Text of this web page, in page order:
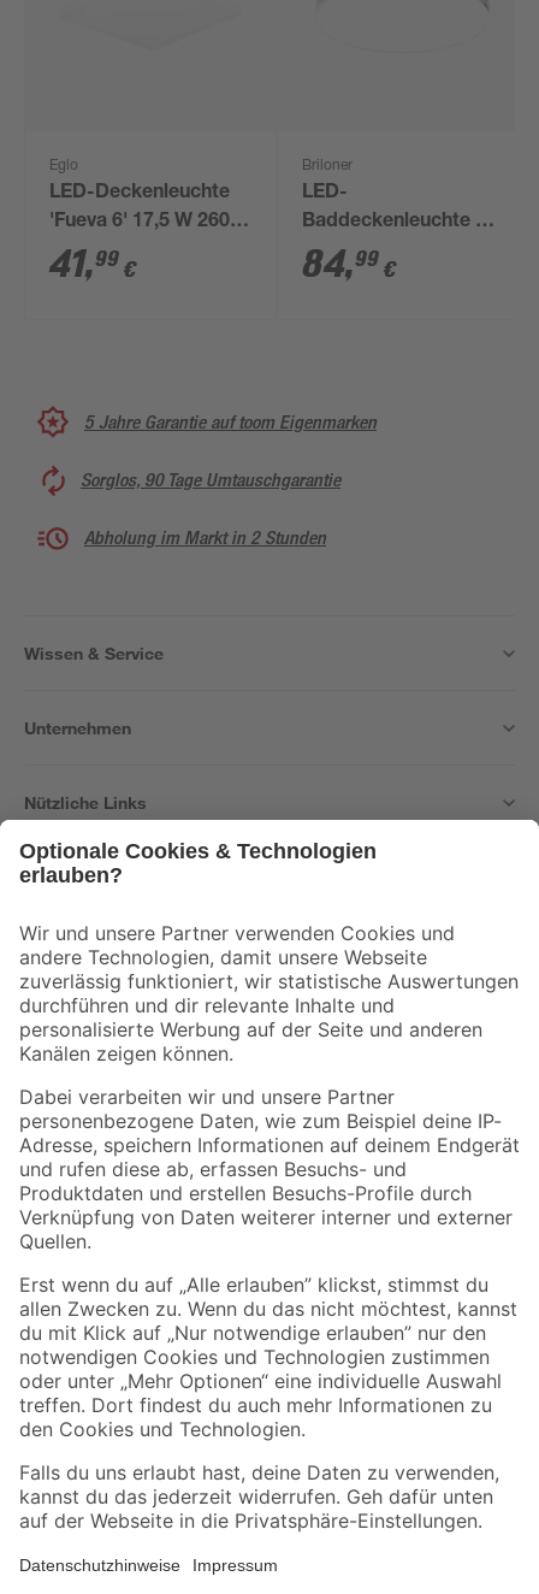
Eglo
LED-Deckenleuchte
'Fueva 6' 17,5 W 2600
lm warmweiß bis
tageslichtweiß 39 x
41,99 €
Briloner
LED-
Baddeckenleuchte 18
W 1850 lm
neutralweiß 35,5 x 6,5
84,99 €
5 Jahre Garantie auf toom Eigenmarken
Sorglos, 90 Tage Umtauschgarantie
Abholung im Markt in 2 Stunden
Wissen & Service
Unternehmen
Nützliche Links
Der toom Newsletter: Keine Angebote und Aktionen mehr verpassen!
Zur Newsletter Anmeldung
Folge uns
Zahlungsarten Versandarten
Sicher einkaufen
Jetzt die toom-App herunterladen
Alle Preisangaben in EUR inkl. gesetzl. MwSt.. Die dargestellten Angebote sind unter
Umständen nicht in allen Märkten verfügbar. Die angegebenen Verfügbarkeiten beziehen
Produkte nur solange der Vorrat reicht.
*Paketversand ab 59 € versandkostenfrei, gilt nicht für Artikel mit Speditionsversand, hier